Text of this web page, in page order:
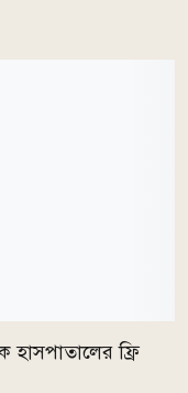
হাসপাতালের ফ্রি